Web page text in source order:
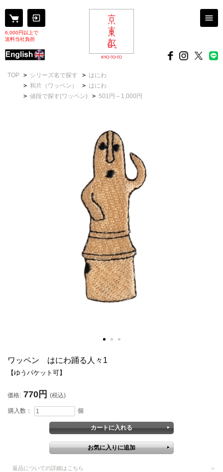
6,000円以上で
送料当社負担
TOP > シリーズ名で探す > はにわ
> 和片（ワッペン） > はにわ
> 値段で探す(ワッペン) > 501円～1,000円
ワッペン はにわ踊る人々1
【ゆうパケット可】
価格: 770円 (税込)
購入数： 個
返品についての詳細はこちら